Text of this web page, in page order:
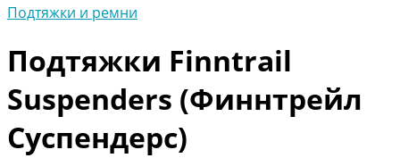
Подтяжки и ремни
Подтяжки Finntrail
Suspenders (Финнтрейл
Суспендерс)